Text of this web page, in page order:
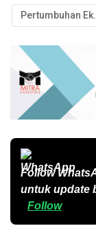
Follow
untuk update
Follow